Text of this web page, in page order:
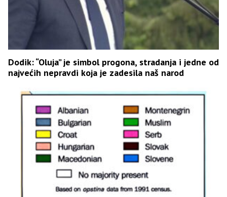
Dodik: “Oluja” je simbol progona, stradanja i jedne od
najvećih nepravdi koja je zadesila naš narod